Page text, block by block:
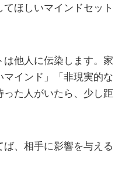
ほしいマインドセット
他人に伝染します。家
インド」「非現実的な
た人がいたら、少し距
、相手に影響を与える